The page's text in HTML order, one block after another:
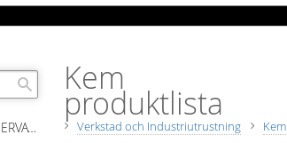
Kem
produktlista
Verkstad och Industriutrustning Kem